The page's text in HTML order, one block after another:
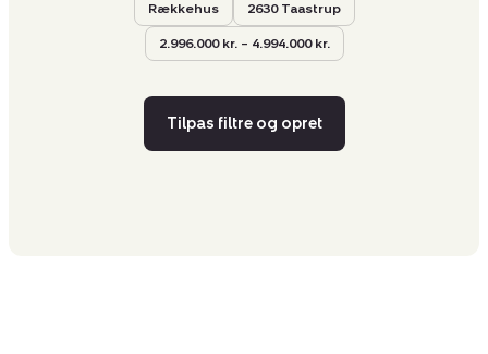
Rækkehus 2630 Taastrup
2.996.000 kr. – 4.994.000 kr.
Tilpas filtre og opret